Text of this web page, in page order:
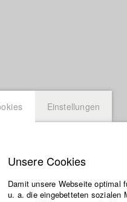
Einstellungen
Unsere Cookies
Damit unsere Webseite optimal
u. a. die eingebetteten sozialen